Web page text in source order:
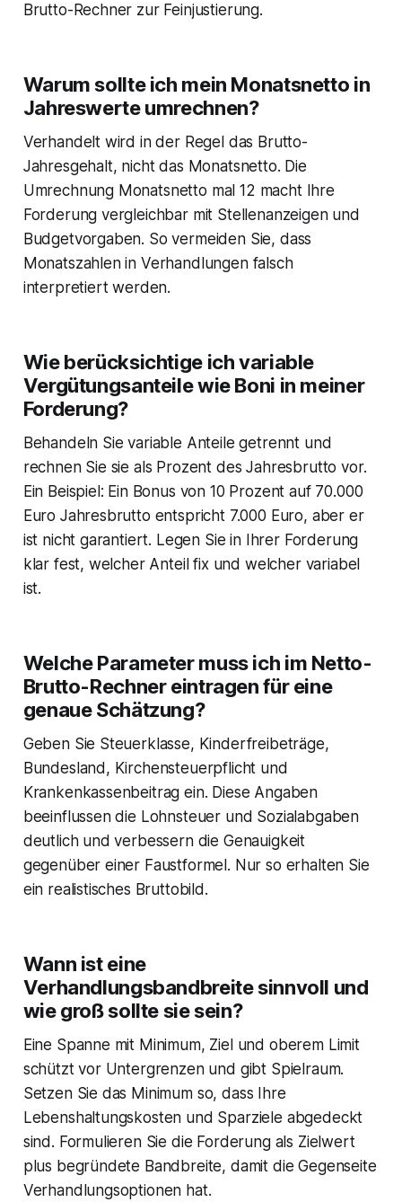
Brutto-Rechner zur Feinjustierung.
Warum sollte ich mein Monatsnetto in
Jahreswerte umrechnen?
Verhandelt wird in der Regel das Brutto-
Jahresgehalt, nicht das Monatsnetto. Die
Umrechnung Monatsnetto mal 12 macht Ihre
Forderung vergleichbar mit Stellenanzeigen und
Budgetvorgaben. So vermeiden Sie, dass
Monatszahlen in Verhandlungen falsch
interpretiert werden.
Wie berücksichtige ich variable
Vergütungsanteile wie Boni in meiner
Forderung?
Behandeln Sie variable Anteile getrennt und
rechnen Sie sie als Prozent des Jahresbrutto vor.
Ein Beispiel: Ein Bonus von 10 Prozent auf 70.000
Euro Jahresbrutto entspricht 7.000 Euro, aber er
ist nicht garantiert. Legen Sie in Ihrer Forderung
klar fest, welcher Anteil fix und welcher variabel
ist.
Welche Parameter muss ich im Netto-
Brutto-Rechner eintragen für eine
genaue Schätzung?
Geben Sie Steuerklasse, Kinderfreibeträge,
Bundesland, Kirchensteuerpflicht und
Krankenkassenbeitrag ein. Diese Angaben
beeinflussen die Lohnsteuer und Sozialabgaben
deutlich und verbessern die Genauigkeit
gegenüber einer Faustformel. Nur so erhalten Sie
ein realistisches Bruttobild.
Wann ist eine
Verhandlungsbandbreite sinnvoll und
wie groß sollte sie sein?
Eine Spanne mit Minimum, Ziel und oberem Limit
schützt vor Untergrenzen und gibt Spielraum.
Setzen Sie das Minimum so, dass Ihre
Lebenshaltungskosten und Sparziele abgedeckt
sind. Formulieren Sie die Forderung als Zielwert
plus begründete Bandbreite, damit die Gegenseite
Verhandlungsoptionen hat.